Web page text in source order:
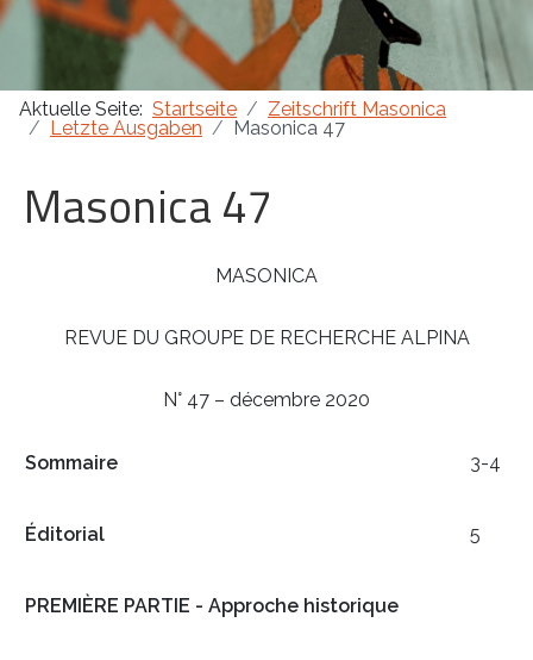
Aktuelle Seite: Startseite
Zeitschrift Masonica
Letzte Ausgaben
Masonica 47
Masonica 47
MASONICA
REVUE DU GROUPE DE RECHERCHE ALPINA
N° 47 – décembre 2020
Sommaire 3-4
Éditorial 5
PREMIÈRE PARTIE - Approche historique
Masonica 47
Masonica 46